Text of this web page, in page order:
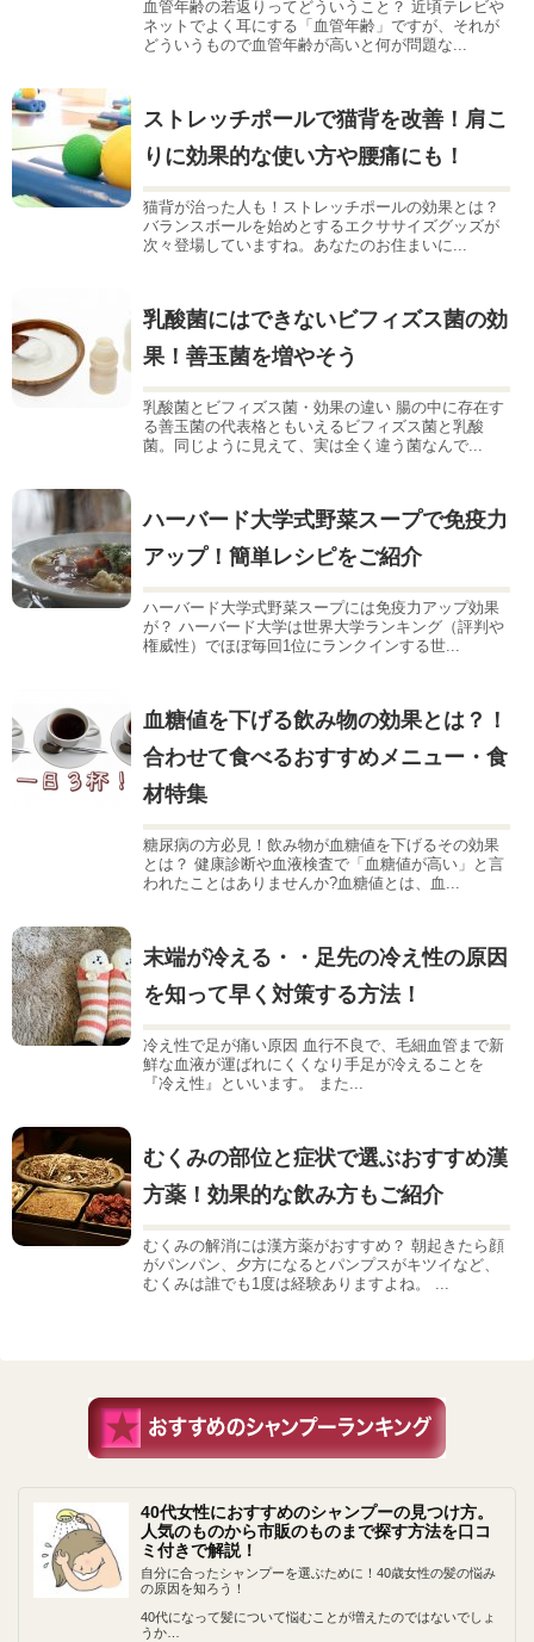
血管年齢の若返りってどういうこと？ 近頃テレビや
ネットでよく耳にする「血管年齢」ですが、それが
どういうもので血管年齢が高いと何が問題な...
ストレッチポールで猫背を改善！肩こ
りに効果的な使い方や腰痛にも！
猫背が治った人も！ストレッチポールの効果とは？
バランスボールを始めとするエクササイズグッズが
次々登場していますね。あなたのお住まいに...
乳酸菌にはできないビフィズス菌の効
果！善玉菌を増やそう
乳酸菌とビフィズス菌・効果の違い 腸の中に存在す
る善玉菌の代表格ともいえるビフィズス菌と乳酸
菌。同じように見えて、実は全く違う菌なんで...
ハーバード大学式野菜スープで免疫力
アップ！簡単レシピをご紹介
ハーバード大学式野菜スープには免疫力アップ効果
が？ ハーバード大学は世界大学ランキング（評判や
権威性）でほぼ毎回1位にランクインする世...
血糖値を下げる飲み物の効果とは？！
合わせて食べるおすすめメニュー・食
材特集
糖尿病の方必見！飲み物が血糖値を下げるその効果
とは？ 健康診断や血液検査で「血糖値が高い」と言
われたことはありませんか?血糖値とは、血...
末端が冷える・・足先の冷え性の原因
を知って早く対策する方法！
冷え性で足が痛い原因 血行不良で、毛細血管まで新
鮮な血液が運ばれにくくなり手足が冷えることを
『冷え性』といいます。 また...
むくみの部位と症状で選ぶおすすめ漢
方薬！効果的な飲み方もご紹介
むくみの解消には漢方薬がおすすめ？ 朝起きたら顔
がパンパン、夕方になるとパンプスがキツイなど、
むくみは誰でも1度は経験ありますよね。 ...
40代女性におすすめのシャンプーの見つけ方。
人気のものから市販のものまで探す方法を口コ
ミ付きで解説！
自分に合ったシャンプーを選ぶために！40歳女性の髪の悩み
の原因を知ろう！
40代になって髪について悩むことが増えたのではないでしょ
うか…